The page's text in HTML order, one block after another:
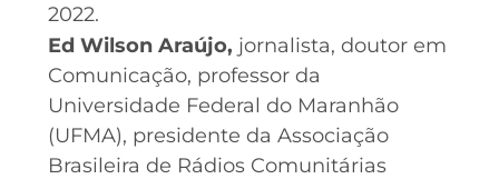
2022.
Ed Wilson Araújo, jornalista, doutor em
Comunicação, professor da
Universidade Federal do Maranhão
(UFMA), presidente da Associação
Brasileira de Rádios Comunitárias